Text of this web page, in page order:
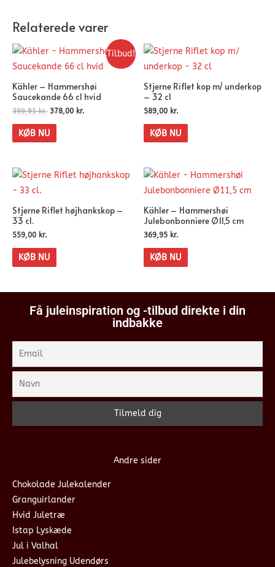
Relaterede varer
Tilbud!
Kähler – Hammershøi
Saucekande 66 cl hvid
399,95kr. 378,00 kr.
KØB NU
Stjerne Riflet kop m/ underkop
– 32 cl
589,00 kr.
KØB NU
Stjerne Riflet højhankskop –
33 cl.
559,00 kr.
KØB NU
Kähler – Hammershøi
Julebonbonniere Ø11,5 cm
369,95 kr.
KØB NU
Få juleinspiration og -tilbud direkte i din
indbakke
Andre sider
Chokolade Julekalender
Granguirlander
Hvid Juletræ
Istap Lyskæde
Jul i Valhal
Julebelysning Udendørs